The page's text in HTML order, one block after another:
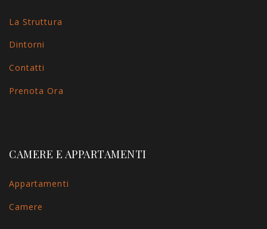
La Struttura
Dintorni
Contatti
Prenota Ora
CAMERE E APPARTAMENTI
Appartamenti
Camere